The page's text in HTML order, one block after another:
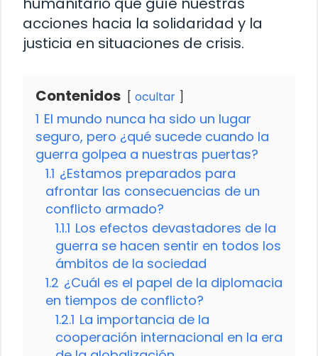
acciones hacia la solidaridad y la
justicia en situaciones de crisis.
Contenidos ocultar
1 El mundo nunca ha sido un lugar
seguro, pero ¿qué sucede cuando la
guerra golpea a nuestras puertas?
1.1 ¿Estamos preparados para
afrontar las consecuencias de un
conflicto armado?
1.1.1 Los efectos devastadores de la
guerra se hacen sentir en todos los
ámbitos de la sociedad
1.2 ¿Cuál es el papel de la diplomacia
en tiempos de conflicto?
1.2.1 La importancia de la
cooperación internacional en la era